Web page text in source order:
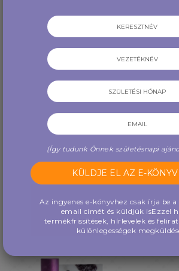
(Így tudunk Önnek születésnapi
Az ingyenes e-könyvhez csak írja be
email címét és küldjük isEzzel
termékfrissítések, hírlevelek és
különlegességek
Rózsakvarc görgős üveg
szett - MAGYAR nyelvű
2,500 Ft
VÁSÁROLJON MOST
Luxus
(10